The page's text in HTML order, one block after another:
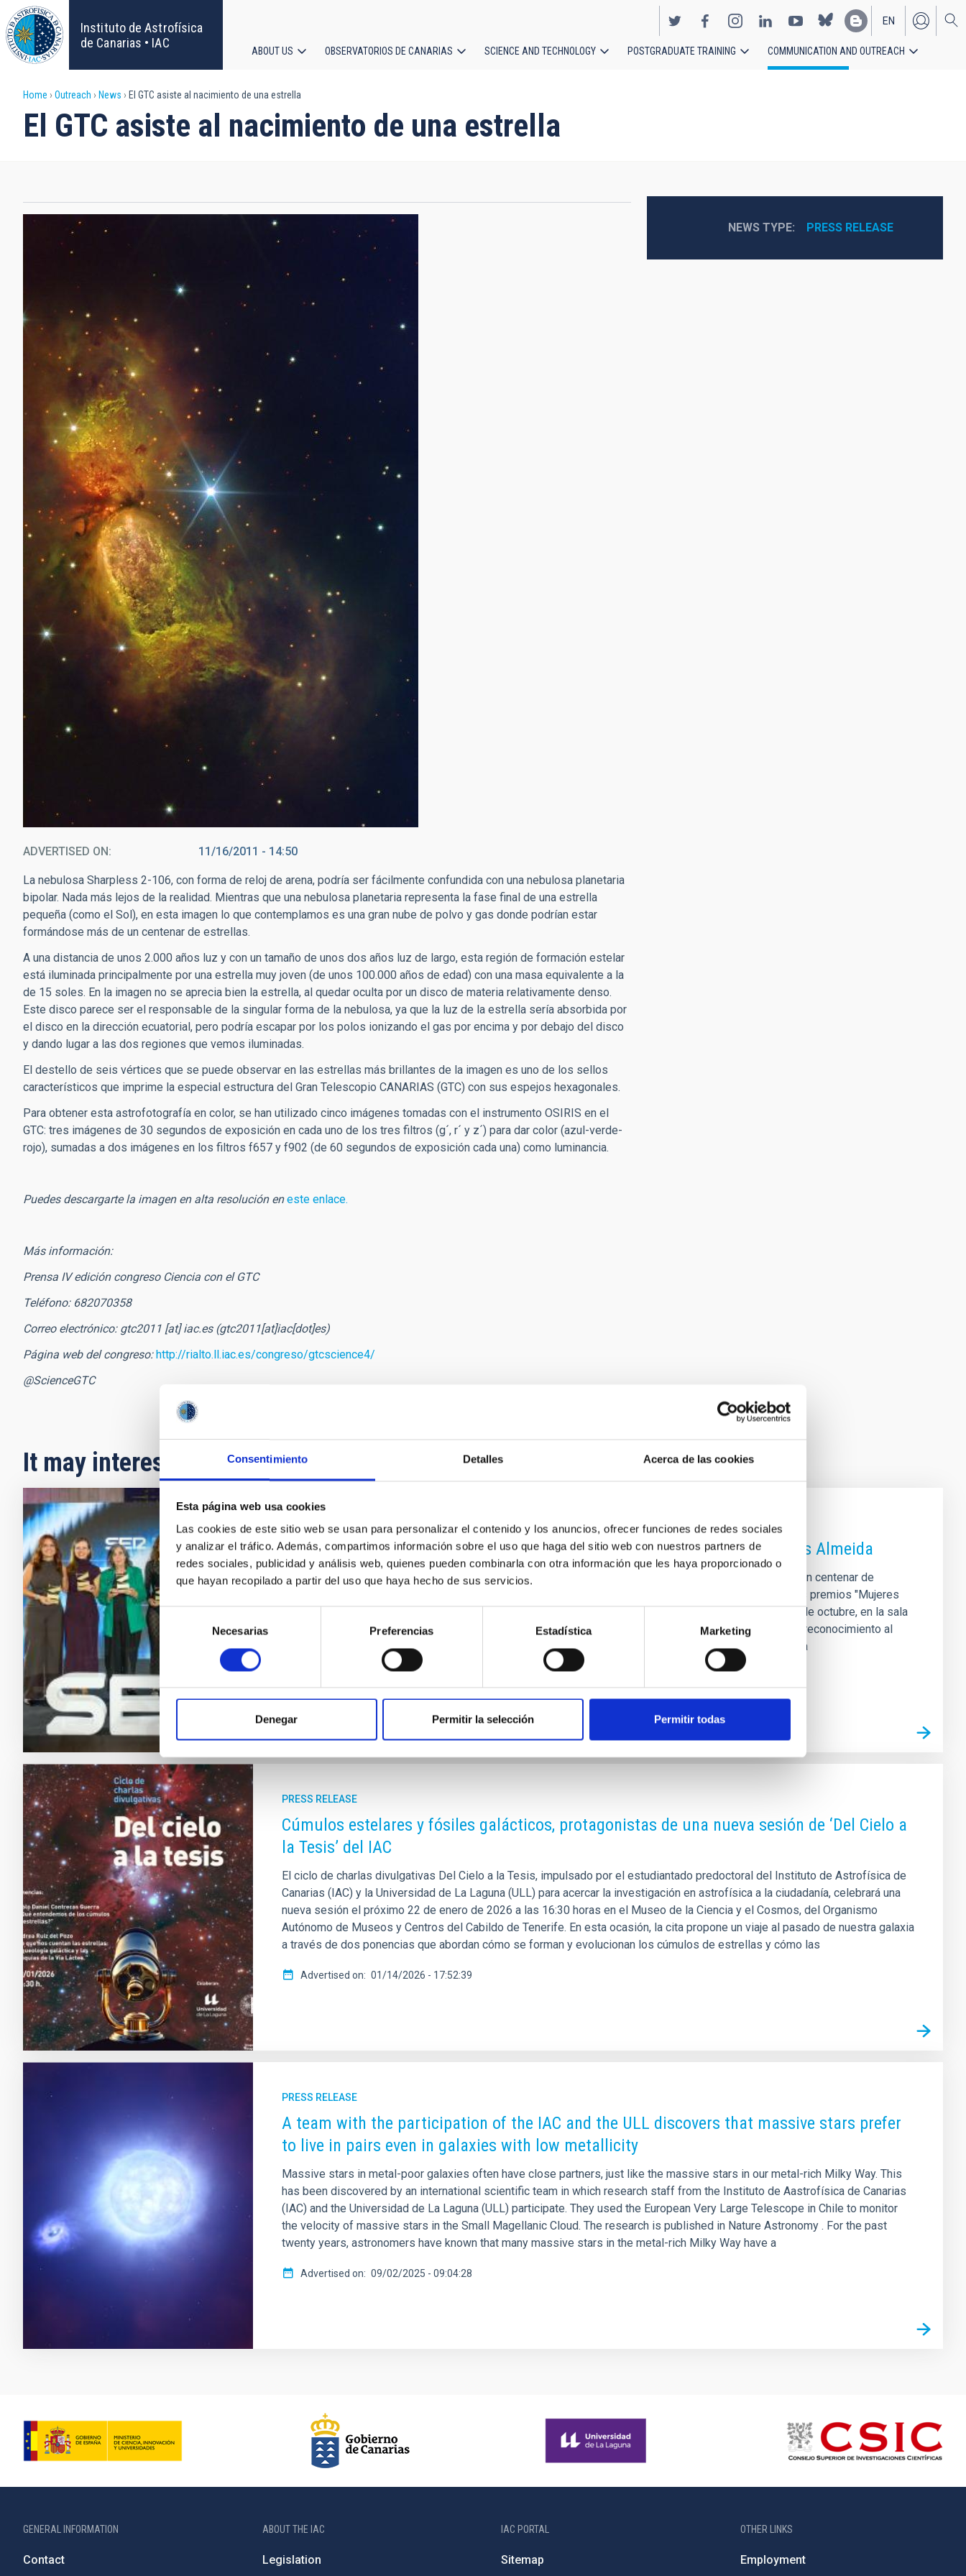
Consentimiento Detalles Acerca de las cookies
Esta página web usa cookies
Las cookies de este sitio web se usan para personalizar el contenido y los anuncios, ofrecer funciones de redes sociales
y analizar el tráfico. Además, compartimos información sobre el uso que haga del sitio web con nuestros partners de
redes sociales, publicidad y análisis web, quienes pueden combinarla con otra información que les haya proporcionado o
que hayan recopilado a partir del uso que haya hecho de sus servicios.
Selección
consentimiento
Necesarias Preferencias Estadística Marketing
Denegar Permitir la selección Permitir todas
Skip
to
main
content
Instituto de Astrofísica
de Canarias • IAC
EN
ES
navigation
ABOUT US OBSERVATORIOS DE CANARIAS SCIENCE AND TECHNOLOGY POSTGRADUATE TRAINING COMMUNICATION AND OUTREACH
Breadcrumb
Home Outreach News El GTC asiste al nacimiento de una estrella
El GTC asiste al nacimiento de una estrella
ADVERTISED ON 11/16/2011 - 14:50
La nebulosa Sharpless 2-106, con forma de reloj de arena, podría ser fácilmente confundida con una nebulosa planetaria
bipolar. Nada más lejos de la realidad. Mientras que una nebulosa planetaria representa la fase final de una estrella
pequeña (como el Sol), en esta imagen lo que contemplamos es una gran nube de polvo y gas donde podrían estar
formándose más de un centenar de estrellas.
A una distancia de unos 2.000 años luz y con un tamaño de unos dos años luz de largo, esta región de formación estelar
está iluminada principalmente por una estrella muy joven (de unos 100.000 años de edad) con una masa equivalente a la
de 15 soles. En la imagen no se aprecia bien la estrella, al quedar oculta por un disco de materia relativamente denso.
Este disco parece ser el responsable de la singular forma de la nebulosa, ya que la luz de la estrella sería absorbida por
el disco en la dirección ecuatorial, pero podría escapar por los polos ionizando el gas por encima y por debajo del disco
y dando lugar a las dos regiones que vemos iluminadas.
El destello de seis vértices que se puede observar en las estrellas más brillantes de la imagen es uno de los sellos
característicos que imprime la especial estructura del Gran Telescopio CANARIAS (GTC) con sus espejos hexagonales.
Para obtener esta astrofotografía en color, se han utilizado cinco imágenes tomadas con el instrumento OSIRIS en el
GTC: tres imágenes de 30 segundos de exposición en cada uno de los tres filtros (g´, r´ y z´) para dar color (azul-verde-
rojo), sumadas a dos imágenes en los filtros f657 y f902 (de 60 segundos de exposición cada una) como luminancia.
Puedes descargarte la imagen en alta resolución en este enlace.
Más información:
Prensa IV edición congreso Ciencia con el GTC
Teléfono: 682070358
Correo electrónico: gtc2011 [at]iac.es(gtc2011[at]iac[dot]es)
Página web del congreso: http://rialto.ll.iac.es/congreso/gtcscience4/
@ScienceGTC
NEWS TYPE PRESS RELEASE
It may interest you
PRESS RELEASE
La cadena SER premia la carrera de la investigadora del IAC Cristina Ramos Almeida
Cristina Ramos Almeida, investigadora del Instituto Astrofísico de Canarias (IAC) y coautora de más de un centenar de
artículos sobre galaxias y agujeros negros, ha sido una de las homenajeadas en la primera edición de los premios "Mujeres
tenían que SER" de Radio Club Tenerife, Cadena SER. El evento, celebrado en la noche del miércoles 29 de octubre, en la sala
Adán Martín del edificio de Presidencia del Gobierno en Santa Cruz de Tenerife, ha teñido el espacio de reconocimiento al
talento femenino en diversos ámbitos. La distinción resalta la crucial contribución de Ramos Almeida a la
PRESS RELEASE
Cúmulos estelares y fósiles galácticos, protagonistas de una nueva sesión de ‘Del Cielo a
la Tesis’ del IAC
El ciclo de charlas divulgativas Del Cielo a la Tesis, impulsado por el estudiantado predoctoral del Instituto de Astrofísica de
Canarias (IAC) y la Universidad de La Laguna (ULL) para acercar la investigación en astrofísica a la ciudadanía, celebrará una
nueva sesión el próximo 22 de enero de 2026 a las 16:30 horas en el Museo de la Ciencia y el Cosmos, del Organismo
Autónomo de Museos y Centros del Cabildo de Tenerife. En esta ocasión, la cita propone un viaje al pasado de nuestra galaxia
a través de dos ponencias que abordan cómo se forman y evolucionan los cúmulos de estrellas y cómo las
Advertised on 01/14/2026 - 17:52:39
PRESS RELEASE
A team with the participation of the IAC and the ULL discovers that massive stars prefer
to live in pairs even in galaxies with low metallicity
Massive stars in metal-poor galaxies often have close partners, just like the massive stars in our metal-rich Milky Way. This
has been discovered by an international scientific team in which research staff from the Instituto de Aastrofísica de Canarias
(IAC) and the Universidad de La Laguna (ULL) participate. They used the European Very Large Telescope in Chile to monitor
the velocity of massive stars in the Small Magellanic Cloud. The research is published in Nature Astronomy . For the past
twenty years, astronomers have known that many massive stars in the metal-rich Milky Way have a
Advertised on 09/02/2025 - 09:04:28
GENERAL INFORMATION
Contact
ABOUT THE IAC
Legislation
IAC PORTAL
Sitemap
OTHER LINKS
Employment